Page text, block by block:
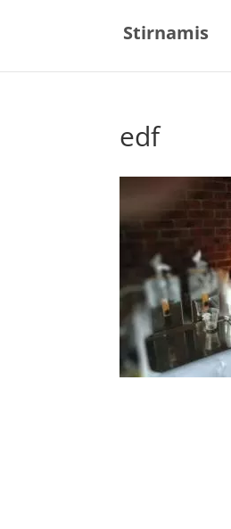
Stirnamis
edf